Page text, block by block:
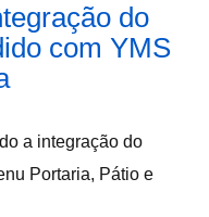
do
com YMS
a integração do
Portaria, Pátio e